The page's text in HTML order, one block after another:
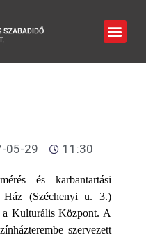
05-29 11:30
és karbantartási
Ház (Széchenyi u. 3.)
a Kulturális Központ. A
szervezett